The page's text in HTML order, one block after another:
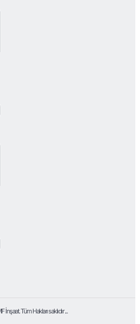
Tüm Hakları saklıdır ...